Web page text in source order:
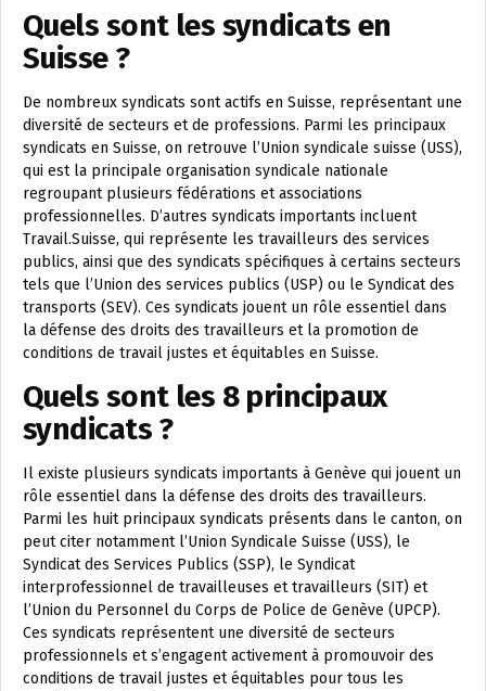
Quels sont les syndicats en
Suisse ?
De nombreux syndicats sont actifs en Suisse, représentant une
diversité de secteurs et de professions. Parmi les principaux
syndicats en Suisse, on retrouve l’Union syndicale suisse (USS),
qui est la principale organisation syndicale nationale
regroupant plusieurs fédérations et associations
professionnelles. D’autres syndicats importants incluent
Travail.Suisse, qui représente les travailleurs des services
publics, ainsi que des syndicats spécifiques à certains secteurs
tels que l’Union des services publics (USP) ou le Syndicat des
transports (SEV). Ces syndicats jouent un rôle essentiel dans
la défense des droits des travailleurs et la promotion de
conditions de travail justes et équitables en Suisse.
Quels sont les 8 principaux
syndicats ?
Il existe plusieurs syndicats importants à Genève qui jouent un
rôle essentiel dans la défense des droits des travailleurs.
Parmi les huit principaux syndicats présents dans le canton, on
peut citer notamment l’Union Syndicale Suisse (USS), le
Syndicat des Services Publics (SSP), le Syndicat
interprofessionnel de travailleuses et travailleurs (SIT) et
l’Union du Personnel du Corps de Police de Genève (UPCP).
Ces syndicats représentent une diversité de secteurs
professionnels et s’engagent activement à promouvoir des
conditions de travail justes et équitables pour tous les